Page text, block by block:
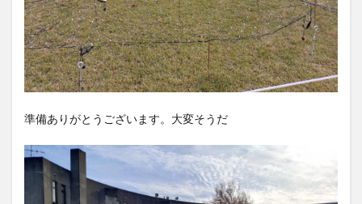
準備ありがとうございます。大変そうだ